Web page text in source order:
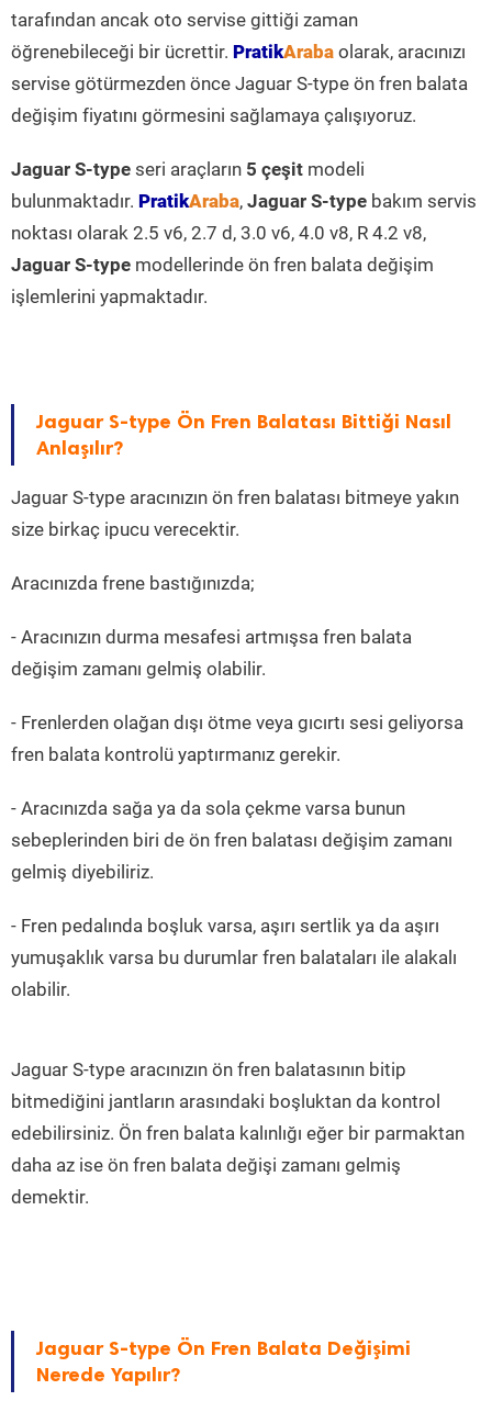
tarafından ancak oto servise gittiği zaman
öğrenebileceği bir ücrettir. PratikAraba olarak, aracınızı
servise götürmezden önce Jaguar S-type ön fren balata
değişim fiyatını görmesini sağlamaya çalışıyoruz.
Jaguar S-type seri araçların 5 çeşit modeli
bulunmaktadır. PratikAraba, Jaguar S-type bakım servis
noktası olarak 2.5 v6, 2.7 d, 3.0 v6, 4.0 v8, R 4.2 v8,
Jaguar S-type modellerinde ön fren balata değişim
işlemlerini yapmaktadır.
Jaguar S-type Ön Fren Balatası Bittiği Nasıl
Anlaşılır?
Jaguar S-type aracınızın ön fren balatası bitmeye yakın
size birkaç ipucu verecektir.
Aracınızda frene bastığınızda;
- Aracınızın durma mesafesi artmışsa fren balata
değişim zamanı gelmiş olabilir.
- Frenlerden olağan dışı ötme veya gıcırtı sesi geliyorsa
fren balata kontrolü yaptırmanız gerekir.
- Aracınızda sağa ya da sola çekme varsa bunun
sebeplerinden biri de ön fren balatası değişim zamanı
gelmiş diyebiliriz.
- Fren pedalında boşluk varsa, aşırı sertlik ya da aşırı
yumuşaklık varsa bu durumlar fren balataları ile alakalı
olabilir.
Jaguar S-type aracınızın ön fren balatasının bitip
bitmediğini jantların arasındaki boşluktan da kontrol
edebilirsiniz. Ön fren balata kalınlığı eğer bir parmaktan
daha az ise ön fren balata değişi zamanı gelmiş
demektir.
Jaguar S-type Ön Fren Balata Değişimi
Nerede Yapılır?